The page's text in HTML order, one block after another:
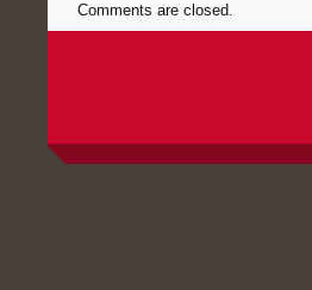
Comments are closed.